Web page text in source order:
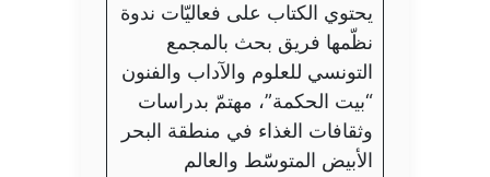
يحتوي الكتاب على فعاليّات ندوة
نظّمها فريق بحث بالمجمع
التونسي للعلوم والآداب والفنون
“بيت الحكمة”، مهتمّ بدراسات
وثقافات الغذاء في منطقة البحر
الأبيض المتوسّط والعالم